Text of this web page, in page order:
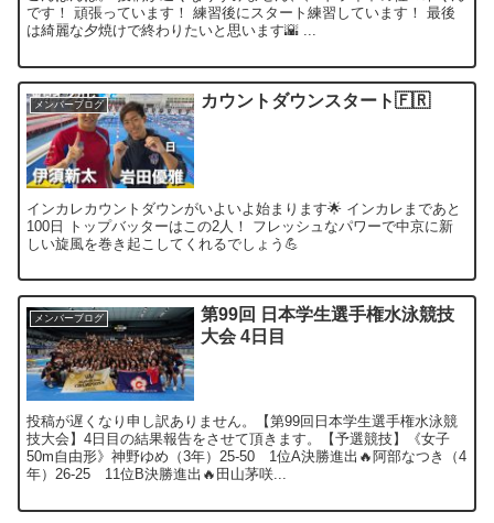
です！ 頑張っています！ 練習後にスタート練習しています！ 最後
は綺麗な夕焼けで終わりたいと思います🌇 ...
メンバーブログ カウントダウンスタート🇫🇷
インカレカウントダウンがいよいよ始まります🌟 インカレまであと
100日 トップバッターはこの2人！ フレッシュなパワーで中京に新
しい旋風を巻き起こしてくれるでしょう💪
メンバーブログ
第99回 日本学生選手権水泳競技
大会 4日目
投稿が遅くなり申し訳ありません。【第99回日本学生選手権水泳競
技大会】4日目の結果報告をさせて頂きます。【予選競技】《女子
50m自由形》神野ゆめ（3年）25-50 1位A決勝進出🔥阿部なつき（4
年）26-25 11位B決勝進出🔥田山茅咲...